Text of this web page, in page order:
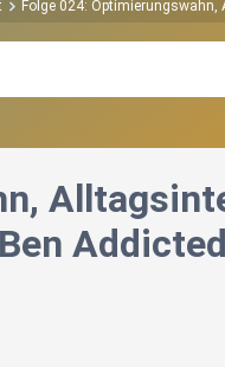
Folge 024:
Addicted